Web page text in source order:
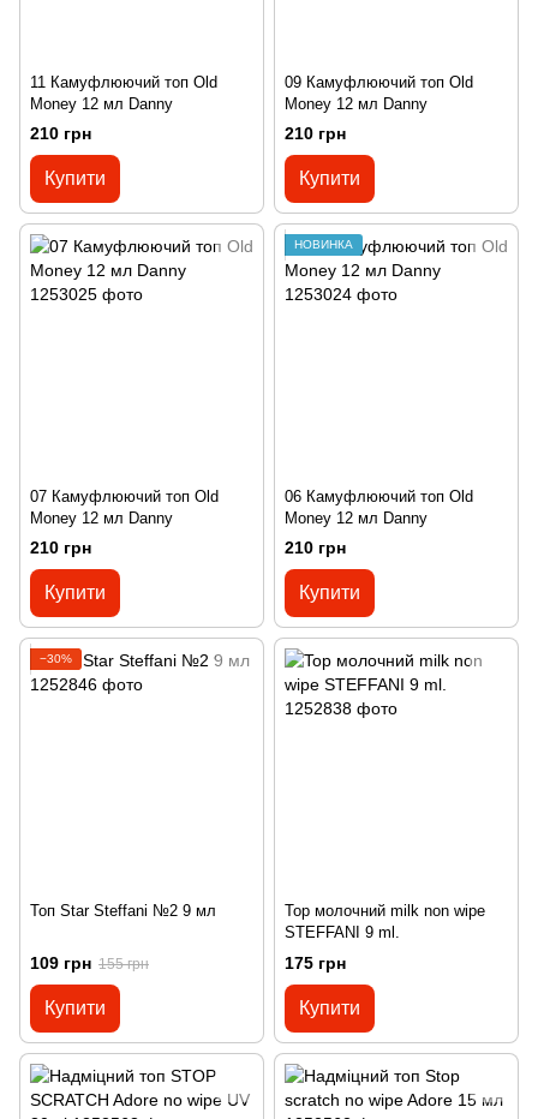
11 Камуфлюючий топ Old
Money 12 мл Danny
210 грн
Купити
09 Камуфлюючий топ Old
Money 12 мл Danny
210 грн
Купити
07 Камуфлюючий топ Old
Money 12 мл Danny
210 грн
Купити
НОВИНКА
06 Камуфлюючий топ Old
Money 12 мл Danny
210 грн
Купити
−30%
Топ Star Steffani №2 9 мл
109 грн 155 грн
Купити
Top молочний milk non wipe
STEFFANI 9 ml.
175 грн
Купити